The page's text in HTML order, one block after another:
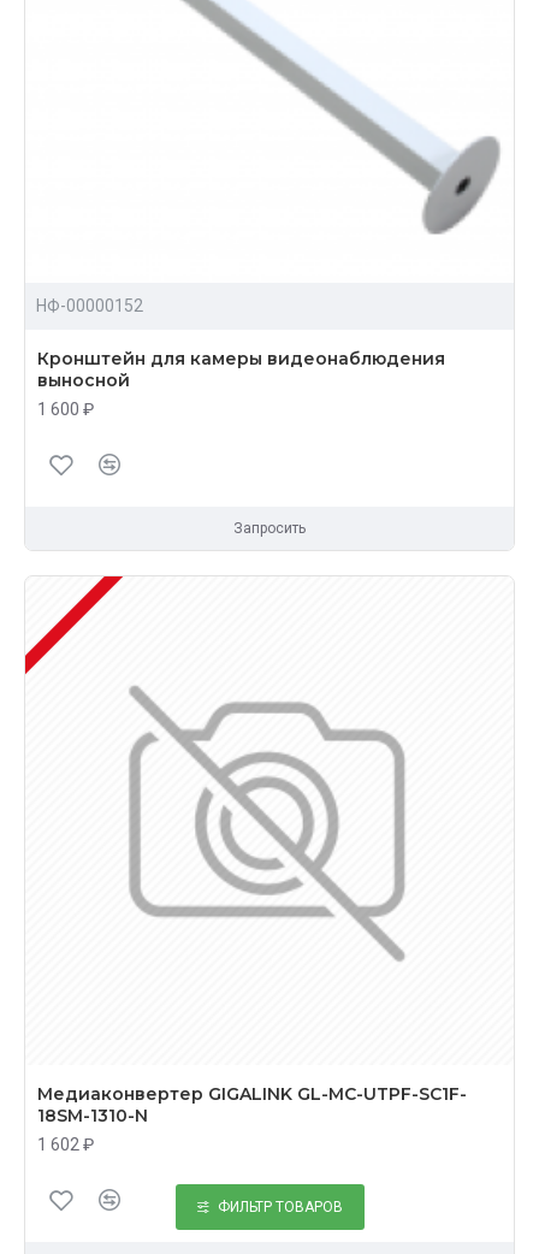
НФ-00000152
Кронштейн для камеры видеонаблюдения
выносной
1 600 ₽
Запросить
Медиаконвертер GIGALINK GL-MC-UTPF-SC1F-
18SM-1310-N
1 602 ₽
ФИЛЬТР ТОВАРОВ